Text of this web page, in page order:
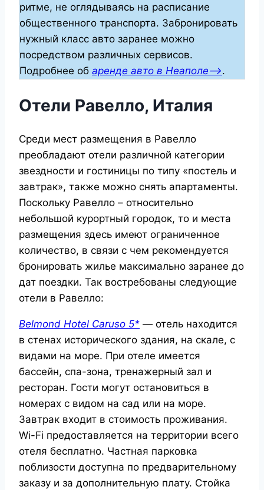
ритме, не оглядываясь на расписание
общественного транспорта. Забронировать
нужный класс авто заранее можно
посредством различных сервисов.
Подробнее об аренде авто в Неаполе—>.
Отели Равелло, Италия
Среди мест размещения в Равелло
преобладают отели различной категории
звездности и гостиницы по типу «постель и
завтрак», также можно снять апартаменты.
Поскольку Равелло – относительно
небольшой курортный городок, то и места
размещения здесь имеют ограниченное
количество, в связи с чем рекомендуется
бронировать жилье максимально заранее до
дат поездки. Так востребованы следующие
отели в Равелло:
Belmond Hotel Caruso 5* — отель находится
в стенах исторического здания, на скале, с
видами на море. При отеле имеется
бассейн, спа-зона, тренажерный зал и
ресторан. Гости могут остановиться в
номерах с видом на сад или на море.
Завтрак входит в стоимость проживания.
Wi-Fi предоставляется на территории всего
отеля бесплатно. Частная парковка
поблизости доступна по предварительному
заказу и за дополнительную плату. Стойка